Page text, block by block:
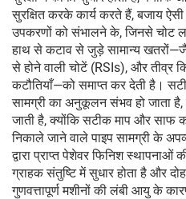
सुरक्षित करके कार्य करते हैं, बजाय
उपकरणों को संभालने के, जिनसे चोट
हाथ से कटाव से जुड़े सामान्य
से होने वाली चोटें (RSIs), और तीव्र
कटौतियाँ—को समाप्त कर देती है।
सामग्री का अनुकूलन संभव हो जाता
जाती है, क्योंकि सटीक माप और
निकाले जाने वाले पाइप सामग्री के
द्वारा प्राप्त पेशेवर फिनिश
ग्राहक संतुष्टि में सुधार होता है और
गुणवत्तापूर्ण मशीनों की लंबी आयु के